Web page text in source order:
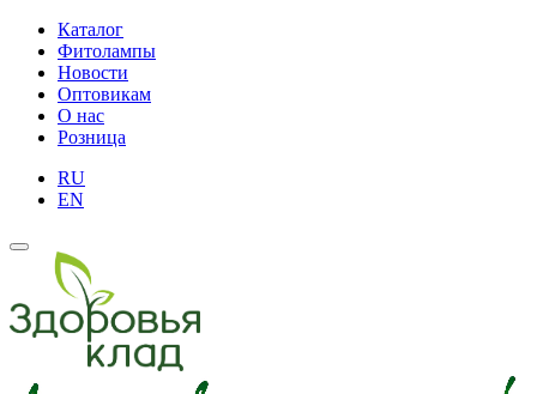
Каталог
Фитолампы
Новости
Оптовикам
О нас
Розница
RU
EN